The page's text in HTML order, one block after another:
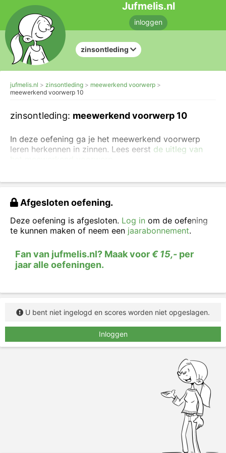
Jufmelis.nl
inloggen
zinsontleding
jufmelis.nl zinsontleding
meewerkend voorwerp
meewerkend voorwerp 10
zinsontleding: meewerkend voorwerp 10
In deze oefening ga je het meewerkend voorwerp
leren herkennen in zinnen. Lees eerst de uitleg van
erg belangrijk. Je gaat deze zinnen dus ook in de
juiste volgorde ontleden.
Je start metde persoonsvorm (pv,dan verdeel je de
zin in zinsdelen,vervolgens zoek je
of de zin een van de volgende zinsdelen bevat:het
onderwerp, hetlijdend voorwerp
Ontleed de volgende zinnen.
Afgesloten oefening.
Deze oefening is afgesloten. Log in om de oefening
te kunnen maken of neem een jaarabonnement.
Fan van jufmelis.nl? Maak voor€ 15,- per
jaar alle oefeningen.
U bent niet ingelogd en scores worden niet opgeslagen.
Inloggen